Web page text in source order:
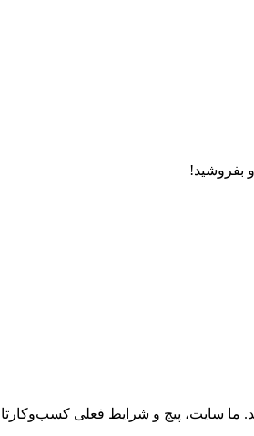
و بفروشید!
ما سایت، پیج و شرایط فعلی